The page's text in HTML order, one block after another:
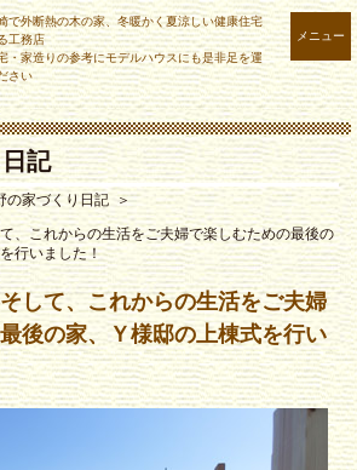
メニュー
で外断熱の木の家、冬暖かく夏涼しい健康住宅
工務店
・家造りの参考にモデルハウスにも是非足を運
さい
記
の家づくり日記
、これからの生活をご夫婦で楽しむための最後の
行いました！
して、これからの生活をご夫婦
後の家、Ｙ様邸の上棟式を行い